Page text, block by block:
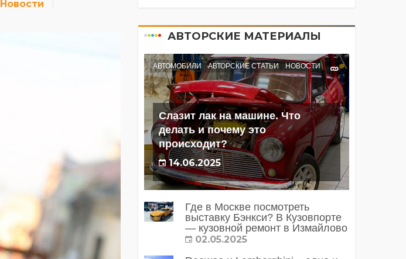
Новости
АВТОРСКИЕ МАТЕРИАЛЫ
АВТОМОБИЛИ АВТОРСКИЕ СТАТЬИ НОВОСТИ
Слазит лак на машине. Что
делать и почему это
происходит?
14.06.2025
Где в Москве посмотреть
выставку Бэнкси? В Кузовпорте
— кузовной ремонт в Измайлово
02.05.2025